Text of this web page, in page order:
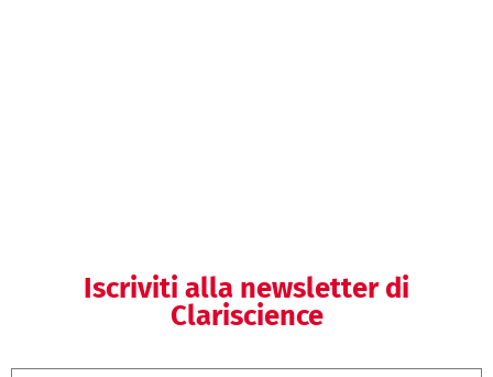
Iscriviti alla newsletter di
Clariscience